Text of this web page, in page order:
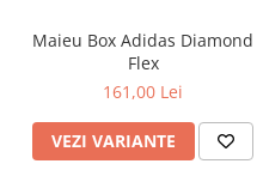
Maieu Box Adidas Diamond
Flex
161,00 Lei
VEZI VARIANTE